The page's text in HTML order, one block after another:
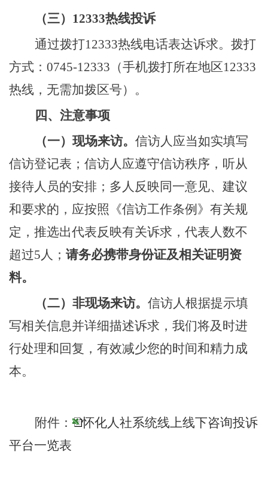
（三） 12333热线投诉
通过拨打12333热线电话表达诉求。拨打
方式：0745-12333（手机拨打所在地区12333
热线，无需加拨区号）。
四、注意事项
（一）现场来访。 信访人应当如实填写
信访登记表；信访人应遵守信访秩序，听从
接待人员的安排；多人反映同一意见、建议
和要求的，应按照《信访工作条例》有关规
定，推选出代表反映有关诉求，代表人数不
超过5人； 请务必携带身份证及相关证明资
料。
（二）非现场来访。 信访人根据提示填
写相关信息并详细描述诉求，我们将及时进
行处理和回复，有效减少您的时间和精力成
本。
附件：
怀化人社系统线上线下咨询投诉
平台一览表